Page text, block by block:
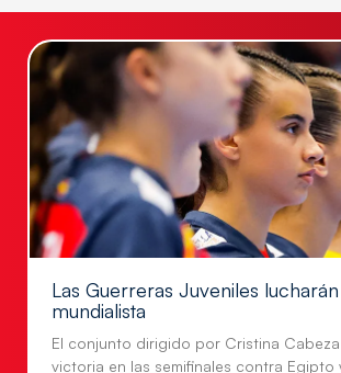
Las Guerreras Juveniles
mundialista
El conjunto dirigido por Cristina Cabeza
victoria en las semifinales contra Egipto